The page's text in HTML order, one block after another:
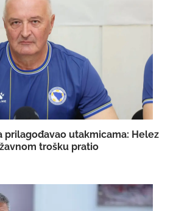
prilagođavao utakmicama: Helez
trošku pratio